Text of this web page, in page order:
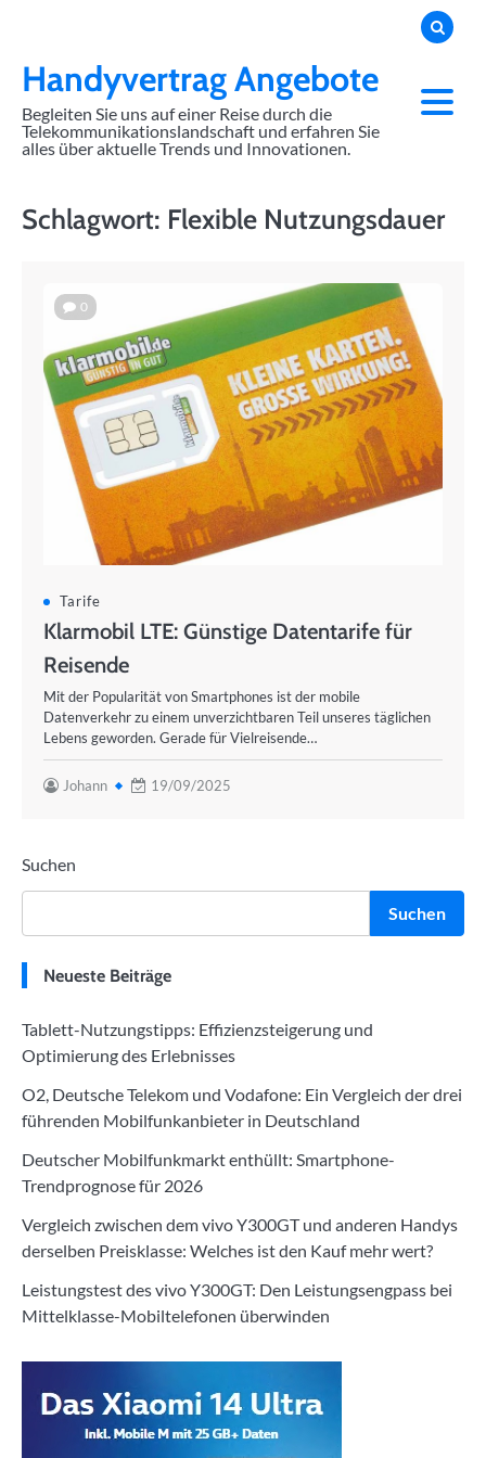
contentHandyvertrag Angebote
Begleiten Sie uns auf einer Reise durch die
Telekommunikationslandschaft und erfahren Sie
alles über aktuelle Trends und Innovationen.
Schlagwort: Flexible Nutzungsdauer
0
Tarife
Klarmobil LTE: Günstige Datentarife für
Reisende
Mit der Popularität von Smartphones ist der mobile
Datenverkehr zu einem unverzichtbaren Teil unseres täglichen
Lebens geworden. Gerade für Vielreisende…
Johann 19/09/2025
Suchen
Suchen
Neueste Beiträge
Tablett-Nutzungstipps: Effizienzsteigerung und
Optimierung des Erlebnisses
O2, Deutsche Telekom und Vodafone: Ein Vergleich der drei
führenden Mobilfunkanbieter in Deutschland
Deutscher Mobilfunkmarkt enthüllt: Smartphone-
Trendprognose für 2026
Vergleich zwischen dem vivo Y300GT und anderen Handys
derselben Preisklasse: Welches ist den Kauf mehr wert?
Leistungstest des vivo Y300GT: Den Leistungsengpass bei
Mittelklasse-Mobiltelefonen überwinden